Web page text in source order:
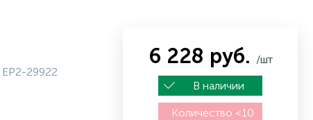
EP2-29922
6 228 руб. /шт
В наличии
Количество <10